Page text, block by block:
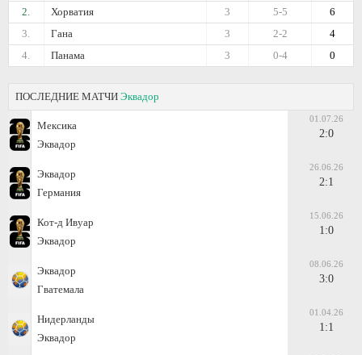
2.
Хорватия 6
5-5
3
3.
Гана 4
2-2
3
4.
Панама 0
0-4
3
ПОСЛЕДНИЕ МАТЧИ Эквадор
Мексика
Эквадор
01.07.26
2:0
Эквадор
Германия
26.06.26
2:1
Кот-д Ивуар
Эквадор
15.06.26
1:0
Эквадор
Гватемала
08.06.26
3:0
Нидерланды
Эквадор
01.04.26
1:1